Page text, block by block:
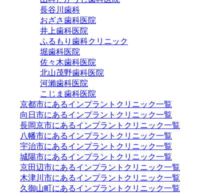
長谷川歯科
おざさ歯科医院
井上歯科医院
ふるもり歯科クリニック
堀歯科医院
佐々木歯科医院
北山茂野歯科医院
河瀨歯科医院
こじま歯科医院
京都市にあるインプラントクリニック一覧
向日市にあるインプラントクリニック一覧
長岡京市にあるインプラントクリニック一覧
八幡市にあるインプラントクリニック一覧
宇治市にあるインプラントクリニック一覧
城陽市にあるインプラントクリニック一覧
京田辺市にあるインプラントクリニック一覧
木津川市にあるインプラントクリニック一覧
久御山町にあるインプラントクリニック一覧